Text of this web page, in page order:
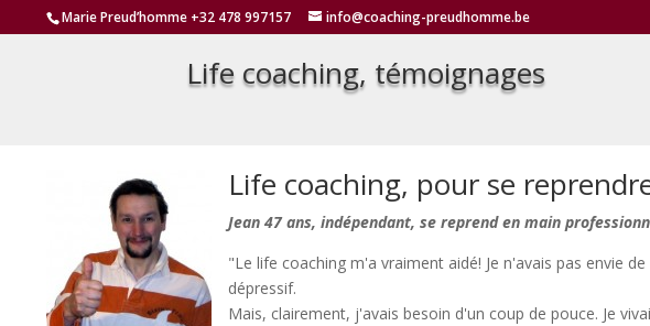
Marie Preud’homme +32 478 997157 info@coaching-preudhomme.be
Life coaching, témoignages
Life coaching, pour se
Jean 47 ans, indépendant, se reprend en main
"Le life coaching m'a vraiment aidé! Je n'avais pas envie
dépressif.
Mais, clairement, j'avais besoin d'un coup de pouce. Je